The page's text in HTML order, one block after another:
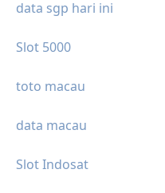
data sgp hari ini
Slot 5000
toto macau
data macau
Slot Indosat